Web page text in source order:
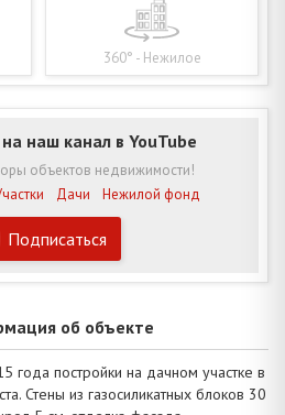
360° - Нежилое
Подписаться
наш канал в YouTube
объектов недвижимости!
Дачи Нежилой фонд
об объекте
постройки на дачном участке в
Стены из газосиликатных блоков 30